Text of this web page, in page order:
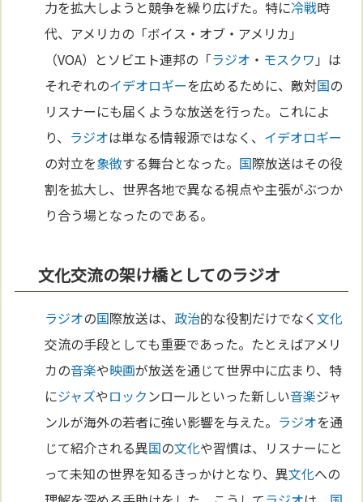
力を拡大しようと競争を繰り広げた。特に冷戦時
代、アメリカの「ボイス・オブ・アメリカ」
（VOA）とソビエト連邦の「ラジオ ・ モスクワ 」は
それぞれのイデオロギーを広めるために、敵対国の
リスナーにも届くような放送を行った。これによ
り、 ラジオは単なる情報源ではなく、 イデオロギー
の対立を象徴する舞台となった。 国際放送はその役
割を拡大し、世界各地で異なる視点や主張がぶつか
り合う場となったのである。
文化交流の架け橋としてのラジオ
ラジオの国際放送は、 政治的な役割だけでなく文化
交流の手段としても重要であった。たとえばアメリ
カの音楽や映画が放送を通じて世界中に広まり、特
にジャズやロックンロールといった新しい音楽ジャ
ンルが海外の若者に強い影響を与えた。 ラジオを通
じて紹介される異国の文化や習慣は、リスナーにと
って未知の世界を知るきっかけとなり、異文化への